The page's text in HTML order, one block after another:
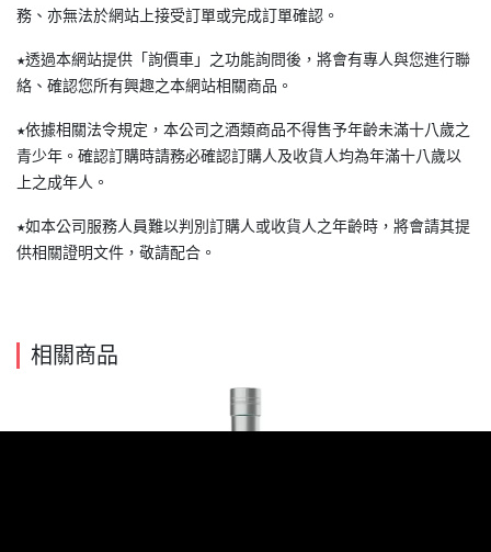
務、亦無法於網站上接受訂單或完成訂單確認。
★透過本網站提供「詢價車」之功能詢問後，將會有專人與您進行聯
絡、確認您所有興趣之本網站相關商品。
★依據相關法令規定，本公司之酒類商品不得售予年齡未滿十八歲之
青少年。確認訂購時請務必確認訂購人及收貨人均為年滿十八歲以
上之成年人。
★如本公司服務人員難以判別訂購人或收貨人之年齡時，將會請其提
供相關證明文件，敬請配合。
相關商品